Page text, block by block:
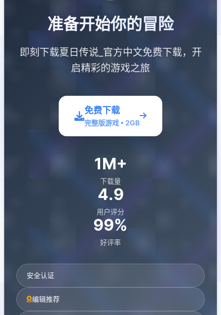
准备开始你的冒险
即刻下载夏日传说_官方中文免费下载，开
启精彩的游戏之旅
免费下载
完整版游戏 • 2GB
1M+
下载量
4.9
用户评分
99%
好评率
安全认证
编辑推荐